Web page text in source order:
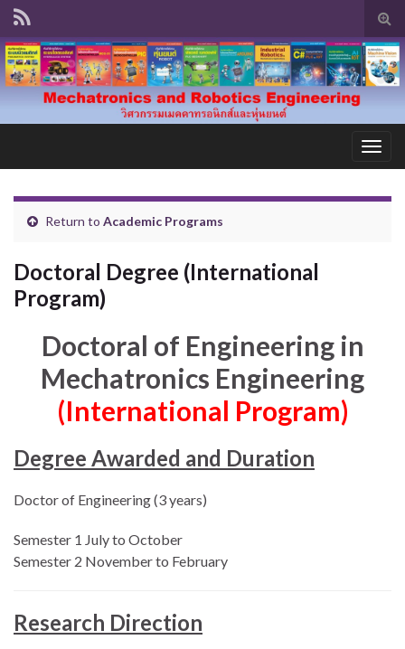
Return to Academic Programs
Doctoral Degree (International
Program)
Doctoral of Engineering in
Mechatronics Engineering
(International Program)
Degree Awarded and Duration
Doctor of Engineering (3 years)
Semester 1 July to October
Semester 2 November to February
Research Direction